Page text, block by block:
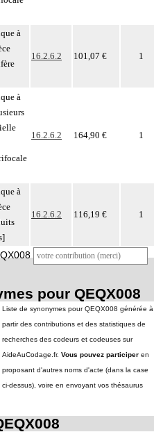
à
16.2.6.2 101,07 € 1
à
16.2.6.2 164,90 € 1
à
16.2.6.2 116,19 € 1
pour QEQX008
Liste de synonymes pour QEQX008 générée à
partir des contributions et des statistiques de
recherches des codeurs et codeuses sur
AideAuCodage.fr. Vous pouvez participer en
proposant d'autres noms d'acte (dans la case
ci-dessus), voire en envoyant vos thésaurus